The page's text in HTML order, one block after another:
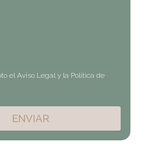
el Aviso Legal y la Política de
ENVIAR